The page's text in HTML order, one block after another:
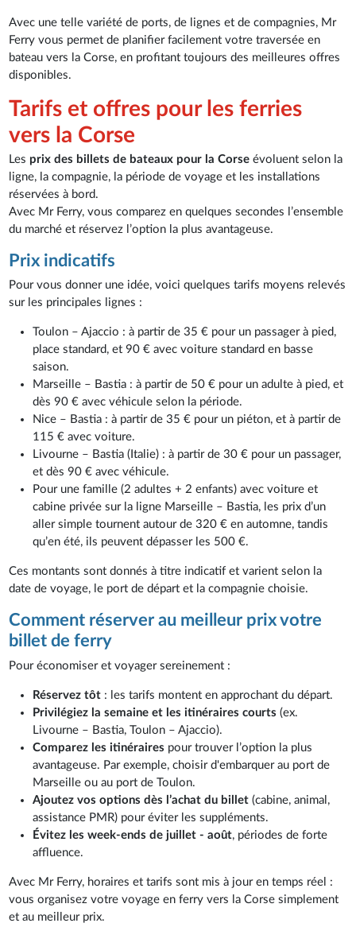
Avec une telle variété de ports, de lignes et de compagnies, Mr
Ferry vous permet de planifier facilement votre traversée en
bateau vers la Corse, en profitant toujours des meilleures offres
disponibles.
Tarifs et offres pour les ferries
vers la Corse
Les prix des billets de bateaux pour la Corse évoluent selon la
ligne, la compagnie, la période de voyage et les installations
réservées à bord.
Avec Mr Ferry, vous comparez en quelques secondes l’ensemble
du marché et réservez l’option la plus avantageuse.
Prix indicatifs
Pour vous donner une idée, voici quelques tarifs moyens relevés
sur les principales lignes :
Toulon – Ajaccio : à partir de 35 € pour un passager à pied,
place standard, et 90 € avec voiture standard en basse
saison.
Marseille – Bastia : à partir de 50 € pour un adulte à pied, et
dès 90 € avec véhicule selon la période.
Nice – Bastia : à partir de 35 € pour un piéton, et à partir de
115 € avec voiture.
Livourne – Bastia (Italie) : à partir de 30 € pour un passager,
et dès 90 € avec véhicule.
Pour une famille (2 adultes + 2 enfants) avec voiture et
cabine privée sur la ligne Marseille – Bastia, les prix d’un
aller simple tournent autour de 320 € en automne, tandis
qu’en été, ils peuvent dépasser les 500 €.
Ces montants sont donnés à titre indicatif et varient selon la
date de voyage, le port de départ et la compagnie choisie.
Comment réserver au meilleur prix votre
billet de ferry
Pour économiser et voyager sereinement :
Réservez tôt : les tarifs montent en approchant du départ.
Privilégiez la semaine et les itinéraires courts (ex.
Livourne – Bastia, Toulon – Ajaccio).
Comparez les itinéraires pour trouver l’option la plus
avantageuse. Par exemple, choisir d'embarquer au port de
Marseille ou au port de Toulon.
Ajoutez vos options dès l’achat du billet (cabine, animal,
assistance PMR) pour éviter les suppléments.
Évitez les week-ends de juillet - août, périodes de forte
affluence.
Avec Mr Ferry, horaires et tarifs sont mis à jour en temps réel :
vous organisez votre voyage en ferry vers la Corse simplement
et au meilleur prix.